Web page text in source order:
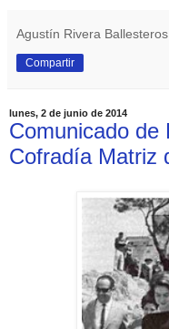
Agustín Rivera Ballesteros
Compartir
lunes, 2 de junio de 2014
Comunicado de
Cofradía Matriz